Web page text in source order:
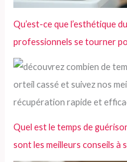
Qu’est-ce que l’esthétique
professionnels se tourner
Quel est le temps de
sont les meilleurs conseils à